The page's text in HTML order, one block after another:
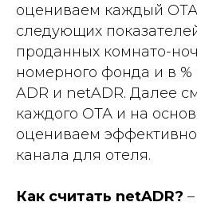
оцениваем каждый ОТА
следующих
проданных комнато-
номерного фонда и в %
ADR и netADR. Далее
каждого ОТА и на
оцениваем
канала для отеля.
Как считать netADR?